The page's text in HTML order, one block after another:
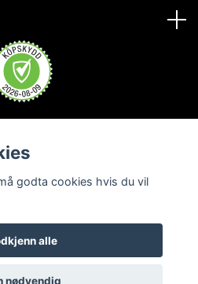
Nordic - Norge
godta cookies hvis du vil
alle
nødvendig